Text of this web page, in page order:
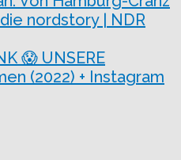
nordstory | NDR
😱 UNSERE
(2022) + Instagram